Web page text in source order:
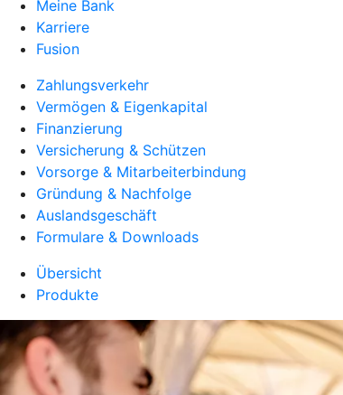
Meine Bank
Karriere
Fusion
Zahlungsverkehr
Vermögen & Eigenkapital
Finanzierung
Versicherung & Schützen
Vorsorge & Mitarbeiterbindung
Gründung & Nachfolge
Auslandsgeschäft
Formulare & Downloads
Übersicht
Produkte